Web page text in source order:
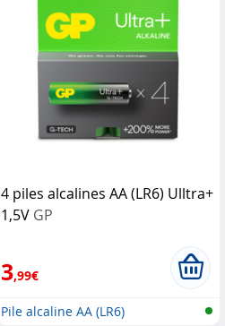
4 piles alcalines AA (LR6) Ulltra+
1,5V GP
3,99€
Pile alcaline AA (LR6)